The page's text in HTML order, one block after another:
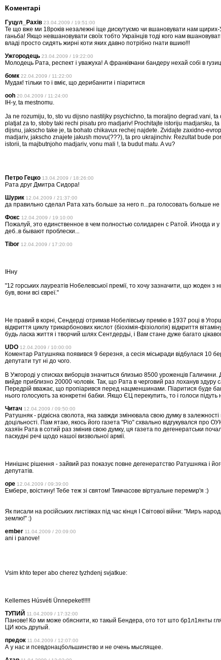
Коментарі
Гуцул_Рахів 23.04.2009 / 19:51:00
Те що вже ми 18років незалежні іще дискутуємо чи вшановувати нам щирих-
ганьба! Якщо невшановувати своїх тобто Українців тоді кого нам
владі просто сидять жирні коти яких давно потрібно гнати вшию!!!
Ужгородець 23.04.2009 / 19:22:00
Молодець Рата, респект і уважуха! А франківчани бандеру нехай собі в
бомк 22.04.2009 / 11:22:00
Мудак! тільки то і вміє, що дерибанити і піаритися
ooh 20.04.2009 / 11:24:00
IH-y, ta mestnomu.
Ja ne rozumiju, to, sto vu dijsno nastiljky psychichno, ta moraljno degrad.vani, ta
platjat za to, stoby taki rechi pisatu pro madjariv! Prochitajte istoriju madjarsku,
dijsnu, jakscho take je, ta bohato chikavux rechej najdete. Zvidajte zaxidno-
madjariv, jakscho znajete jakush movu(???), ta pro ukrajinchiv. Rezultat bude
istorii, ta majbutnjoho madjariv, vonu mali !, ta budut matu. A vu?
Петро Гецко 13.04.2009 / 18:26:00
Рата друг Дмитра Сидора!
Шурик 12.04.2009 / 21:37:00
да правильно сделал Рата хать больше за него п...ра голосовать больше не
Фокс 12.04.2009 / 19:10:00
Пожалуй, это единственное в чем полностью солидарен с Ратой. Иногда и у
деб..в бывают проблески...
Tibor 12.04.2009 / 17:20:00
ІНну
"12 горських лауреатів Нобелевської премії, то хочу зазначити, що жоден з
був, вони всі євреї."
Не правий в корні, Сендерді отримав Нобелівську премію в 1937 році в
відкриття циклу трикарбонових кислот (біохімія-фізіологія) відкриття
будь ласка життя і творчий шлях Сентдердьі, і Вам стане дуже багато
UDO 12.04.2009 / 10:00:00
Коментар Ратушняка появився 9 березня, а сесія міськради відбулася 10
депутати тут ні до чого.
В Ужгороді у списках виборців значиться близько 8500 уроженців Галичини.
вийде приблизно 20000 чоловік. Так, що Рата в черговий раз лоханув здуру
Передрій вважає, що пропіарився перед нацменшинами. Піаритися буде
нього голосують за конкретні бабки. Якщо ЄЦ перекупить, то і голоси підуть
Читач 12.04.2009 / 09:50:00
Ратушняк - рідкісна сволота, яка завжди змінювала свою думку в залежності
доцільності. Пам ятаю, якось його газета "Ріо" схвально відгукувался про
хазяїн Рата в сотий раз змінив свою думку, ця газета по дегенератськи
паскудні речі щодо нашої визвольної армії.
Нинішнє рішення - зайвий раз показує повне дегенератство Ратушняка і
депутатів.
оре 12.04.2009 / 09:39:00
Ембере, воiстину! Тебе теж зi святом! Тимчасове вiртуальне перемир'я :)
Як писали на росiйських листiвках пiд час кiнця I Свiтової вiйни: "Миръ
землю!" :)
ember 11.04.2009 / 20:09:00
ani i panove!
Vsim khto teper abo cherez tyzhdenj svjatkue:
Kellemes Húsvéti Ünnepeket!!!!!
ТУПИЙ 11.04.2009 / 17:32:00
Панове! Ко ми може обяснити, ко такый Бендера, ото тот што бр1л1янты
ЦИ кось другый.
предок 11.04.2009 / 12:07:00
А у нас и псевдонацбольшинство и не очень мыслящее.